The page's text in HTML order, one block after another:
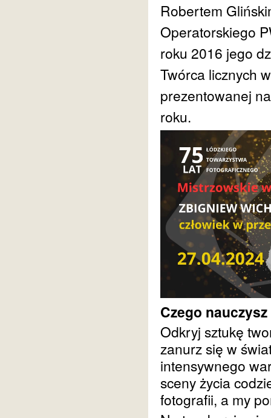
Robertem
Operatorskiego
roku 2016 jego
Twórca licznych
prezentowanej
roku.
Czego
Odkryj sztukę
zanurz się w
intensywnego
sceny życia
fotografii, a my